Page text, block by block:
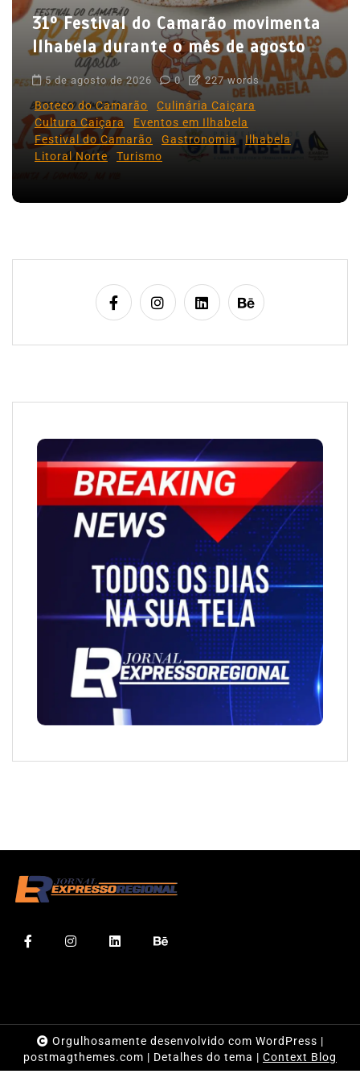
t
31º Festival do Camarão movimenta
Ilhabela durante o mês de agosto
5 de agosto de 2026 0 227 words
Boteco do Camarão
Culinária Caiçara
Cultura Caiçara
Eventos em Ilhabela
Festival do Camarão
Gastronomia
Ilhabela
Litoral Norte
Turismo
Orgulhosamente desenvolvido com WordPress |
postmagthemes.com | Detalhes do tema | Context Blog